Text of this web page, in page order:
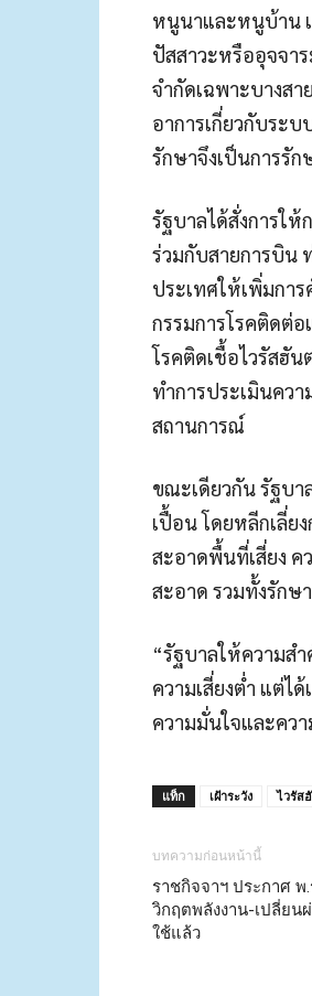
หนูนาและหนูบ้าน
ปัสสาวะหรืออุจจ
จำกัดเฉพาะบางส
อาการเกี่ยวกับระ
รักษาจึงเป็นการรัก
รัฐบาลได้สั่งการให้
ร่วมกับสายการบิน
ประเทศให้เพิ่มกา
กรรมการโรคติดต่
โรคติดเชื้อไวรัสฮั
ทำการประเมินคว
สถานการณ์
ขณะเดียวกัน รัฐบ
เปื้อน โดยหลีกเลี่ย
สะอาดพื้นที่เสี่ยง ค
สะอาด รวมทั้งรัก
“รัฐบาลให้ความส
ความเสี่ยงต่ำ แต่ไ
ความมั่นใจและคว
แท็ก เฝ้าระวัง ไวรัส
บทความก่อนหน้านี้
ราชกิจจาฯ ประกาศ พ
วิกฤตพลังงาน-เปลี่ยน
ใช้แล้ว